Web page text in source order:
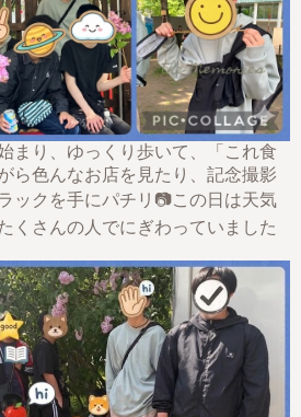
まり、ゆっくり歩いて、「これ食
ら色んなお店を見たり、記念撮影
ックを手にパチリ📷この日は天気
くさんの人でにぎわっていました